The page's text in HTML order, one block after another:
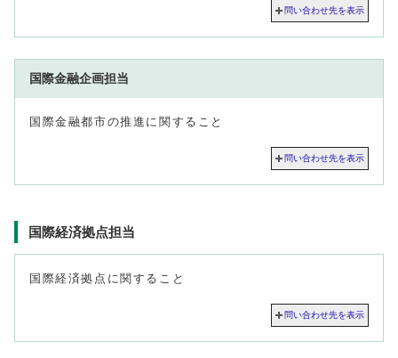
問い合わせ先を表示
国際金融企画担当
国際金融都市の推進に関すること
問い合わせ先を表示
国際経済拠点担当
国際経済拠点に関すること
問い合わせ先を表示